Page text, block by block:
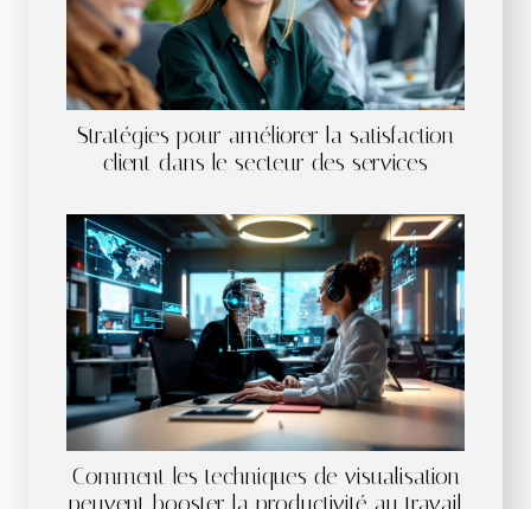
Stratégies pour améliorer la satisfaction
client dans le secteur des services
Comment les techniques de visualisation